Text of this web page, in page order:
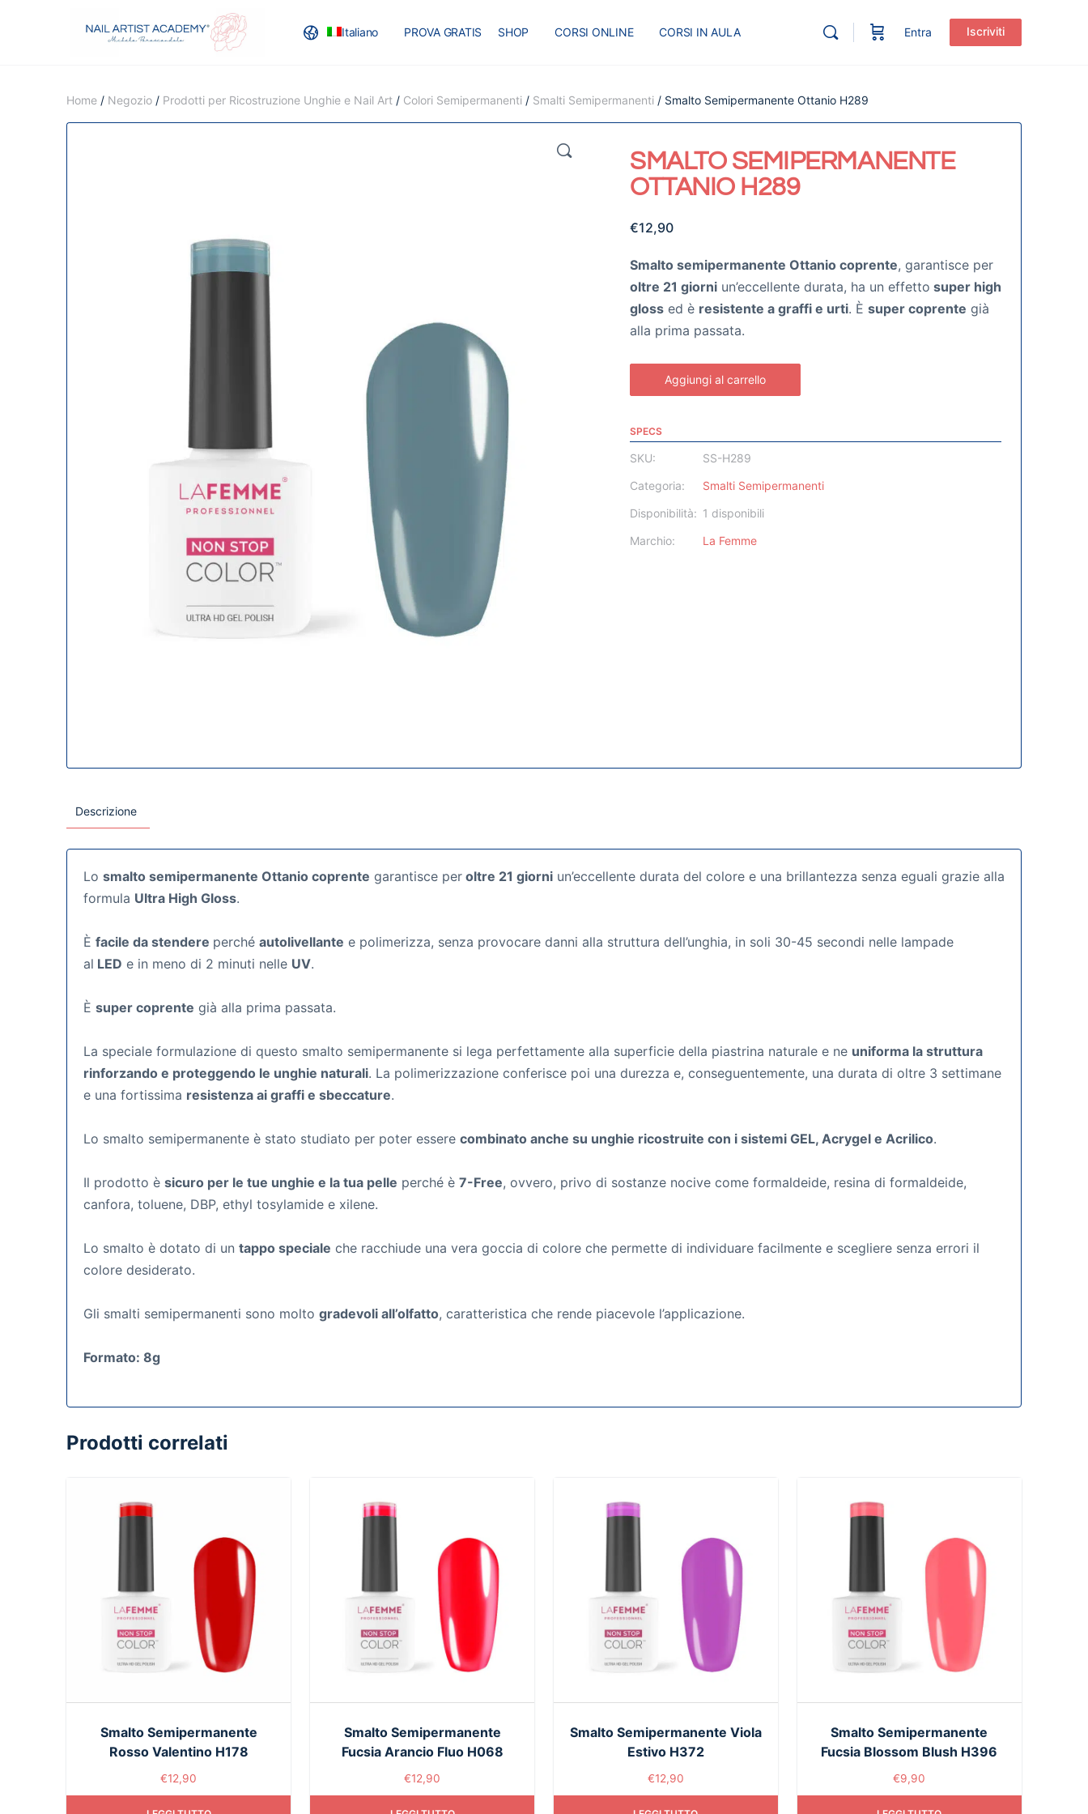
Italiano PROVA GRATIS SHOP CORSI ONLINE CORSI IN AULA
RECENSIONI MASTER BLOG
Entra Iscriviti
Home / Negozio / Prodotti per Ricostruzione Unghie e Nail Art / Colori Semipermanenti / Smalti Semipermanenti / Smalto Semipermanente Ottanio H289
🔍
SMALTO SEMIPERMANENTE
OTTANIO H289
€12,90
Smalto semipermanente Ottanio coprente, garantisce per
oltre 21 giorni un’eccellente durata, ha un effetto super high
gloss ed è resistente a graffi e urti. Èsuper coprente già
alla prima passata.
Aggiungi al carrello
SPECS
SKU:
SS-H289
Categoria:
Smalti Semipermanenti
Disponibilità: 1 disponibili
Marchio:
La Femme
Descrizione
Lo smalto semipermanente Ottanio coprente garantisce per oltre 21 giorni un’eccellente durata del colore e una brillantezza senza eguali grazie alla
formula Ultra High Gloss.
È facile da stendere perché autolivellante e polimerizza, senza provocare danni alla struttura dell’unghia, in soli 30-45 secondi nelle lampade
al LED e in meno di 2 minuti nelle UV.
È super coprente già alla prima passata.
La speciale formulazione di questo smalto semipermanente si lega perfettamente alla superficie della piastrina naturale e ne uniforma la struttura
rinforzando e proteggendo le unghie naturali. La polimerizzazione conferisce poi una durezza e, conseguentemente, una durata di oltre 3 settimane
e una fortissima resistenza ai graffi e sbeccature.
Lo smalto semipermanente è stato studiato per poter essere combinato anche su unghie ricostruite con i sistemi GEL, Acrygel e Acrilico.
Il prodotto è sicuro per le tue unghie e la tua pelle perché è 7-Free, ovvero, privo di sostanze nocive come formaldeide, resina di formaldeide,
canfora, toluene, DBP, ethyl tosylamide e xilene.
Lo smalto è dotato di un tappo speciale che racchiude una vera goccia di colore che permette di individuare facilmente e scegliere senza errori il
colore desiderato.
Gli smalti semipermanenti sono molto gradevoli all’olfatto, caratteristica che rende piacevole l’applicazione.
Formato: 8g
Prodotti correlati
Smalto Semipermanente
Rosso Valentino H178
€12,90
Smalto Semipermanente
Fucsia Arancio Fluo H068
€12,90
Smalto Semipermanente Viola
Estivo H372
€12,90
Smalto Semipermanente
Fucsia Blossom Blush H396
€9,90